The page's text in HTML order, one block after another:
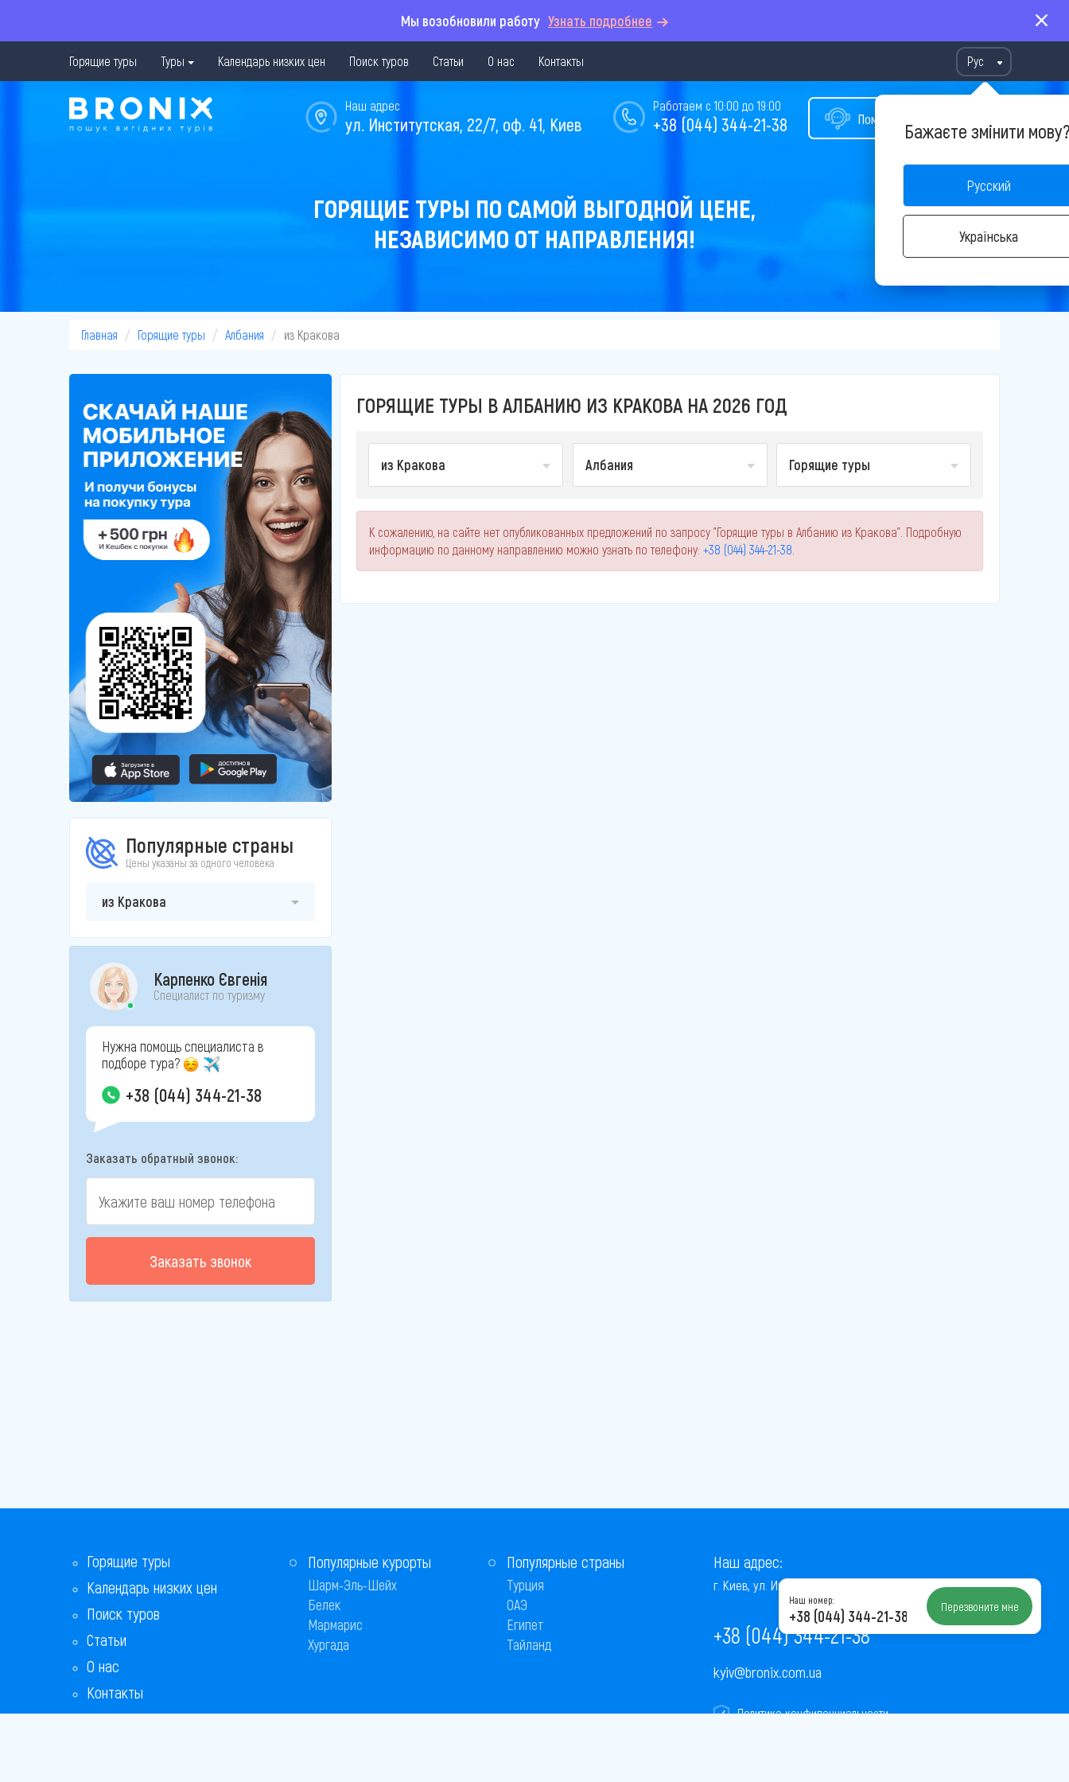
Мы возобновили работу Узнать подробнее
Горящие туры Туры Календарь низких цен Поиск туров Статьи О нас Контакты Рус
Бажаєте змінити
Русский
Українська
Помощь в подборе тура
Работаем с 10:00 до 19:00
+38 (044) 344-21-38
Наш адрес
ул. Институтская, 22/7, оф. 41, Киев
ГОРЯЩИЕ ТУРЫ ПО САМОЙ ВЫГОДНОЙ ЦЕНЕ,
НЕЗАВИСИМО ОТ НАПРАВЛЕНИЯ!
Главная Горящие туры Албания из Кракова
Популярные страны
Цены указаны за одного человека
из Кракова
Карпенко Євгенія
Специалист по туризму
Нужна помощь специалиста в
подборе тура?
+38 (044) 344-21-38
Заказать обратный звонок:
Заказать звонок
ГОРЯЩИЕ ТУРЫ В АЛБАНИЮ ИЗ КРАКОВА НА 2026 ГОД
из Кракова Албания Горящие туры
К сожалению, на сайте нет опубликованных предложений по запросу "Горящие туры в Албанию из Кракова". Подробную
информацию по данному направлению можно узнать по телефону: +38 (044) 344-21-38
Горящие туры
Календарь низких цен
Поиск туров
Статьи
О нас
Контакты
Бонусная программа
Популярные курорты
Шарм-Эль-Шейх
Белек
Мармарис
Хургада
Популярные страны
Турция
ОАЭ
Египет
Тайланд
Наш адрес:
г. Киев, ул. Институтская, 22/7, оф. 41
+38 (044) 344-21-38
kyiv@bronix.com.ua
Политика конфиденциальности
Наш номер:
+38 (044) 344-21-38 Перезвоните мне